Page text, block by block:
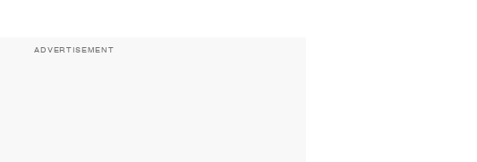
ADVERTISEMENT